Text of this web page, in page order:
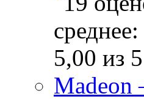
Madeon